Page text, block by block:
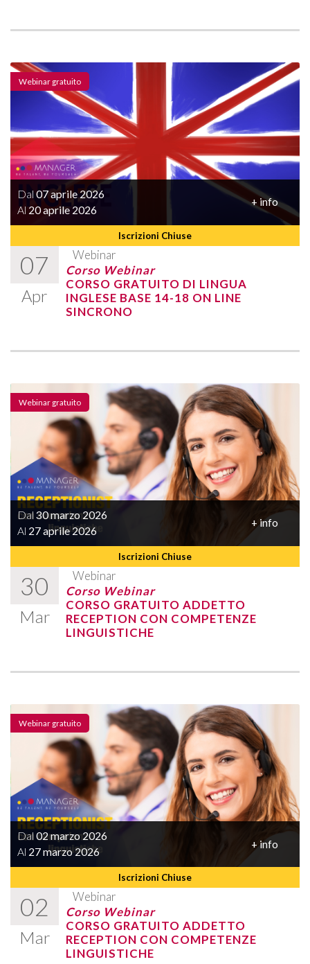
Iscrizioni Chiuse
Dal 07 aprile 2026
Al20 aprile 2026
+ info
07
Apr
Webinar
Webinar gratuito
Corso Webinar
CORSO GRATUITO DI LINGUA
INGLESE BASE 14-18 ON LINE
SINCRONO
Iscrizioni Chiuse
Dal30 marzo 2026
Al 27 aprile 2026
+ info
30
Mar
Webinar
Webinar gratuito
Corso Webinar
CORSO GRATUITO ADDETTO
RECEPTION CON COMPETENZE
LINGUISTICHE
Iscrizioni Chiuse
Dal02 marzo 2026
Al 27 marzo 2026
+ info
02
Mar
Webinar
Webinar gratuito
Corso Webinar
CORSO GRATUITO ADDETTO
RECEPTION CON COMPETENZE
LINGUISTICHE